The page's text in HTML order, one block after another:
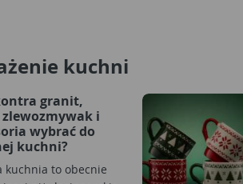
kuchni
granit,
i
wybrać do
kuchni?
kuchnia to obecnie